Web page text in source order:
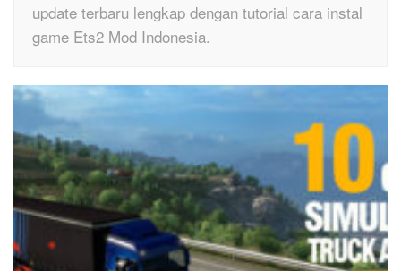
update terbaru lengkap dengan tutorial cara instal
game Ets2 Mod Indonesia.